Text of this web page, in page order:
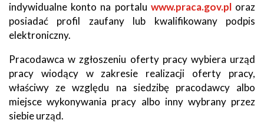
indywidualne konto na portalu www.praca.gov.ploraz
posiadać profil zaufany lub kwalifikowany podpis
elektroniczny.
Pracodawca w zgłoszeniu oferty pracy wybiera urząd
pracy wiodący w zakresie realizacji oferty pracy,
właściwy ze względu na siedzibę pracodawcy albo
miejsce wykonywania pracy albo inny wybrany przez
siebie urząd.